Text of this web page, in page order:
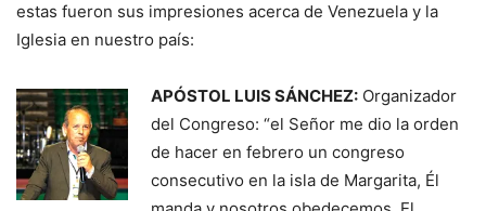
estas fueron sus impresiones acerca de Venezuela y la
Iglesia en nuestro país:
APÓSTOL LUIS SÁNCHEZ: Organizador
del Congreso: “el Señor me dio la orden
de hacer en febrero un congreso
consecutivo en la isla de Margarita, Él